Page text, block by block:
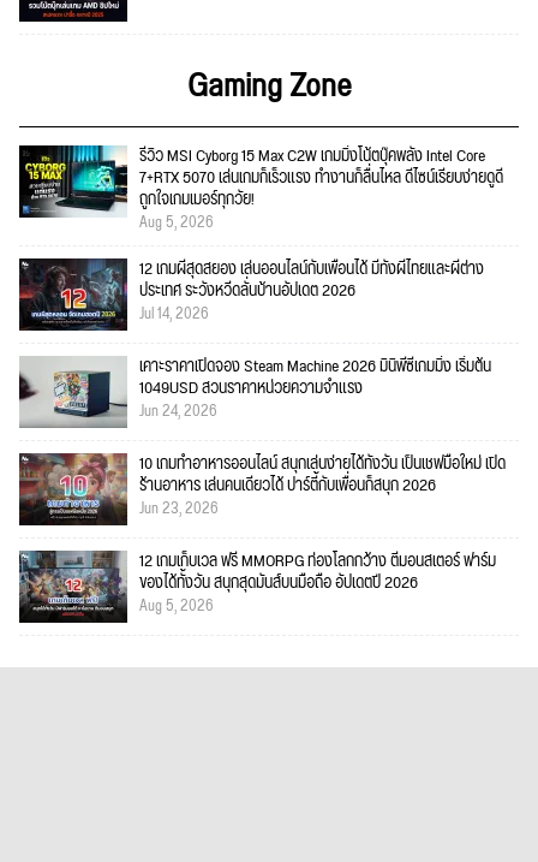
Gaming Zone
รีวิว MSI Cyborg 15 Max C2W เกมมิ่งโน้ตบุ๊คพลัง Intel Core
7+RTX 5070 เล่นเกมก็เร็วแรง ทำงานก็ลื่นไหล ดีไซน์เรียบง่ายดูดี
ถูกใจเกมเมอร์ทุกวัย!
Aug 5, 2026
12 เกมผีสุดสยอง เล่นออนไลน์กับเพื่อนได้ มีทั้งผีไทยและผีต่าง
ประเทศ ระวังหวีดลั่นบ้านอัปเดต 2026
Jul 14, 2026
เคาะราคาเปิดจอง Steam Machine 2026 มินิพีซีเกมมิ่ง เริ่มต้น
1049USD สวนราคาหน่วยความจำแรง
Jun 24, 2026
10 เกมทำอาหารออนไลน์ สนุกเล่นง่ายได้ทั้งวัน เป็นเชฟมือใหม่ เปิด
ร้านอาหาร เล่นคนเดียวได้ ปาร์ตี้กับเพื่อนก็สนุก 2026
Jun 23, 2026
12 เกมเก็บเวล ฟรี MMORPG ท่องโลกกว้าง ตีมอนสเตอร์ ฟาร์ม
ของได้ทั้งวัน สนุกสุดมันส์บนมือถือ อัปเดตปี 2026
Aug 5, 2026